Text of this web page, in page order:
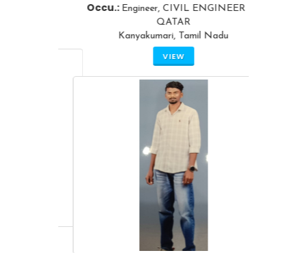
Occu.:Engineer, CIVIL ENGINEER IN
QATAR
Kanyakumari, Tamil Nadu
VIEW